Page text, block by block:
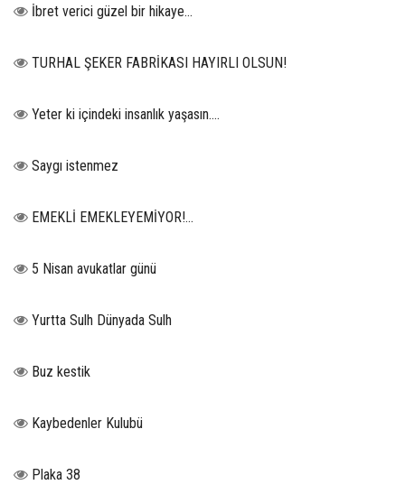
İbret verici güzel bir hikaye...
TURHAL ŞEKER FABRİKASI HAYIRLI OLSUN!
Yeter ki içindeki insanlık yaşasın….
Saygı istenmez
EMEKLİ EMEKLEYEMİYOR!...
5 Nisan avukatlar günü
Yurtta Sulh Dünyada Sulh
Buz kestik
Kaybedenler Kulubü
Plaka 38